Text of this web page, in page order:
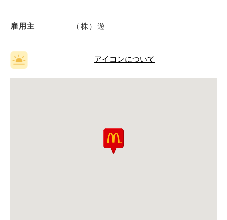
雇用主 （株）遊
アイコンについて